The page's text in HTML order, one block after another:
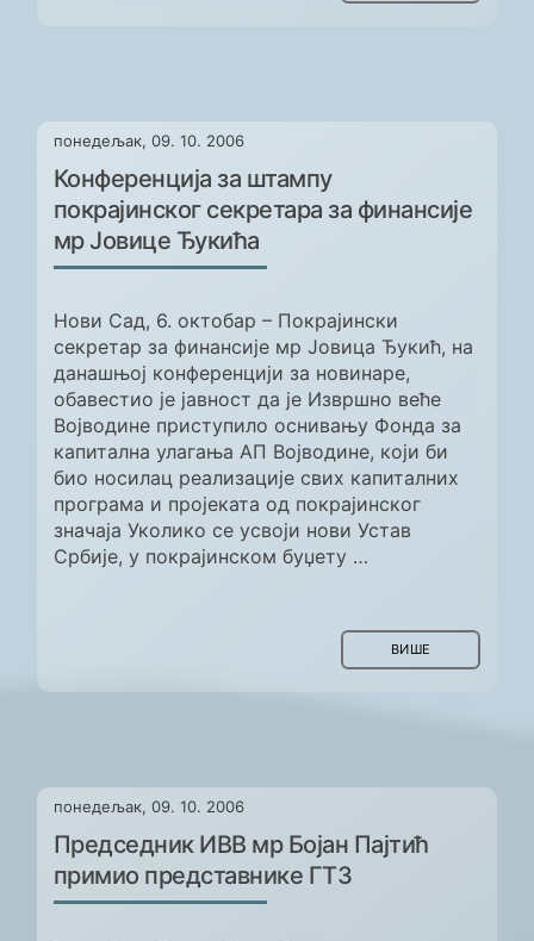
понедељак, 09. 10. 2006
Конференција за штампу
покрајинског секретара за финансије
мр Јовице Ђукића
Нови Сад, 6. октобар – Покрајински
секретар за финансије мр Јовица Ђукић, на
данашњој конференцији за новинаре,
обавестио је јавност да је Извршно веће
Војводине приступило оснивању Фонда за
капитална улагања АП Војводине, који би
био носилац реализације свих капиталних
програма и пројеката од покрајинског
значаја Уколико се усвоји нови Устав
Србије, у покрајинском буџету …
ВИШЕ
понедељак, 09. 10. 2006
Председник ИВВ мр Бојан Пајтић
примио представнике ГТЗ